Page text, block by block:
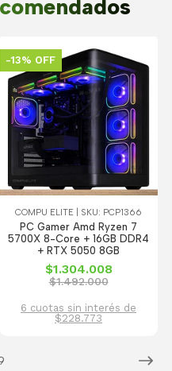
-13% OFF
COMPU ELITE | SKU: PCP1366
PC Gamer Amd Ryzen 7
5700X 8-Core + 16GB DDR4
+ RTX 5050 8GB
$1.304.008
$1.492.000
6 cuotas sin interés de
$228.773